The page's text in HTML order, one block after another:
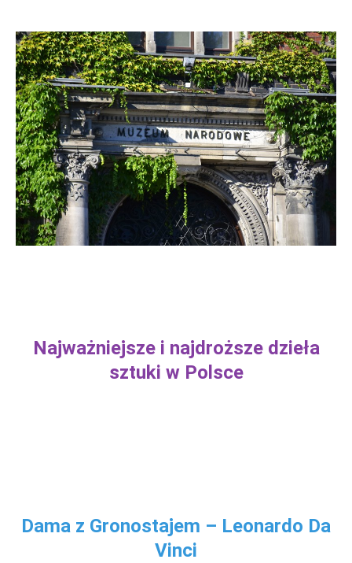
Najważniejsze i najdroższe dzieła
sztuki w Polsce
Dama z Gronostajem – Leonardo Da
Vinci